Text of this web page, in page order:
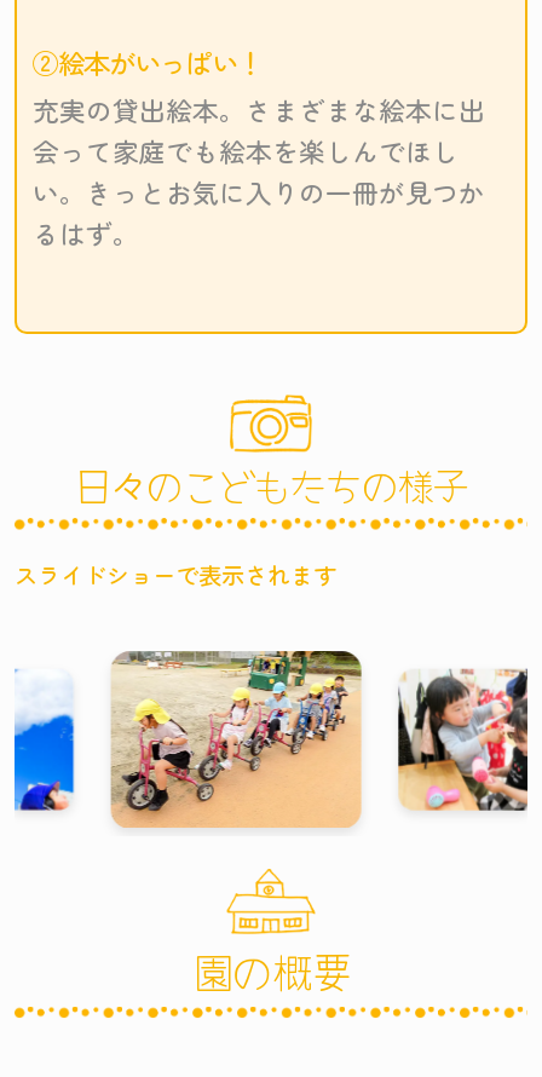
②絵本がいっぱい！
充実の貸出絵本。さまざまな絵本に出
会って家庭でも絵本を楽しんでほし
い。きっとお気に入りの一冊が見つか
るはず。
日々のこどもたちの様子
スライドショーで表示されます
園の概要